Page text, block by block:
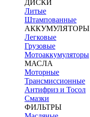
ДИСКИ
Литые
Штампованные
АККУМУЛЯТОРЫ
Легковые
Грузовые
Мотоаккумуляторы
МАСЛА
Моторные
Трансмиссионные
Антифриз и Тосол
Смазки
ФИЛЬТРЫ